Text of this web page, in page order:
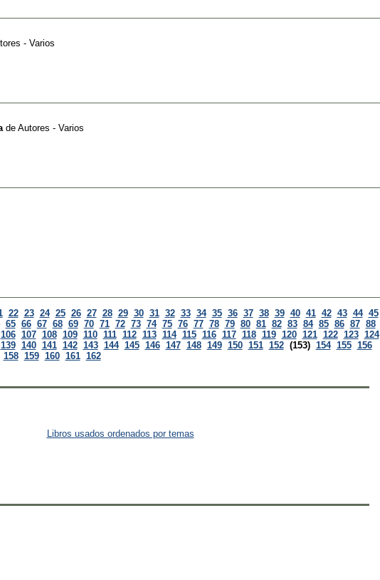
- Varios
de Autores - Varios
22 23 24 25 26 27 28 29 30 31 32 33 34 35 36 37 38 39 40 41 42 43 44 45
65 66 67 68 69 70 71 72 73 74 75 76 77 78 79 80 81 82 83 84 85 86 87 88
106 107 108 109 110 111 112 113 114 115 116 117 118 119 120 121 122 123 124
139 140 141 142 143 144 145 146 147 148 149 150 151 152 (153) 154 155 156
158 159 160 161 162
Libros usados ordenados por temas